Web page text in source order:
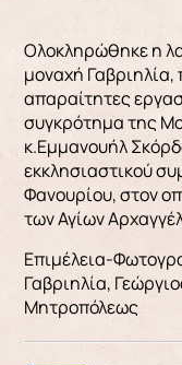
Ολοκληρώθηκε η
μοναχή Γαβριηλία,
απαραίτητες
συγκρότημα της
κ.Εμμανουήλ
εκκλησιαστικού
Φανουρίου, στον
των Αγίων
Επιμέλεια-
Γαβριηλία,
Μητροπόλεως